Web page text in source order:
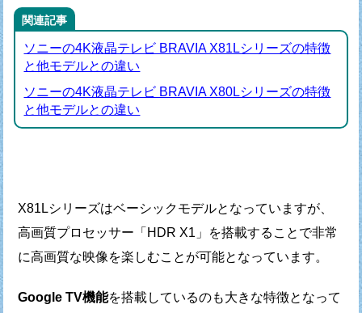
関連記事
ソニーの4K液晶テレビ BRAVIA X81Lシリーズの特徴
と他モデルとの違い
ソニーの4K液晶テレビ BRAVIA X80Lシリーズの特徴
と他モデルとの違い
X81Lシリーズはベーシックモデルとなっていますが、
高画質プロセッサー「HDR X1」を搭載することで非常
に高画質な映像を楽しむことが可能となっています。
Google TV機能を搭載しているのも大きな特徴となって